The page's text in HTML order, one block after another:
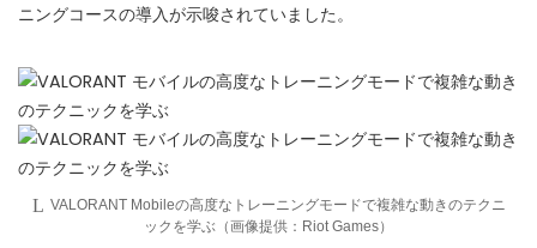
🌍Global Community
Join gamers worldwide and get real-time alerts
ニングコースの導入が示唆されていました。
VALORANT Mobileの高度なトレーニングモードで複雑な動きのテクニ
ックを学ぶ（画像提供：Riot Games）